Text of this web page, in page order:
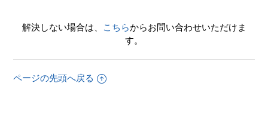
すか
【PS5/ソニックレーシング クロスワールド】シェア機能に
解決しない場合は、 こちらからお問い合わせいただけま
す。
ページの先頭へ戻る